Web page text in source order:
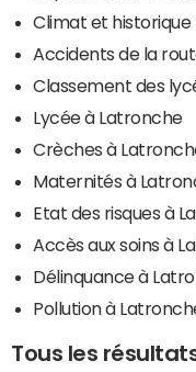
Climat et
Accidents de la
Classement des
Lycée à Latronche
Crèches à
Maternités à
Etat des risques à
Accès aux soins à
Délinquance à
Pollution à
Tous les